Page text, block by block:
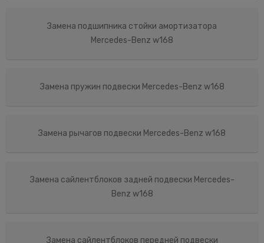
Замена подшипника стойки амортизатора
Mercedes-Benz w168
Замена пружин подвески Mercedes-Benz w168
Замена рычагов подвески Mercedes-Benz w168
Замена сайлентблоков задней подвески Mercedes-
Benz w168
Замена сайлентблоков передней подвески